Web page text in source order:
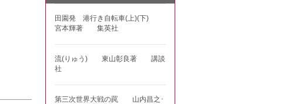
田園発 港行き自転車(上)(下)
宮本輝著 集英社
流(りゅう) 東山彰良著 講談
社
第三次世界大戦の罠 山内昌之･